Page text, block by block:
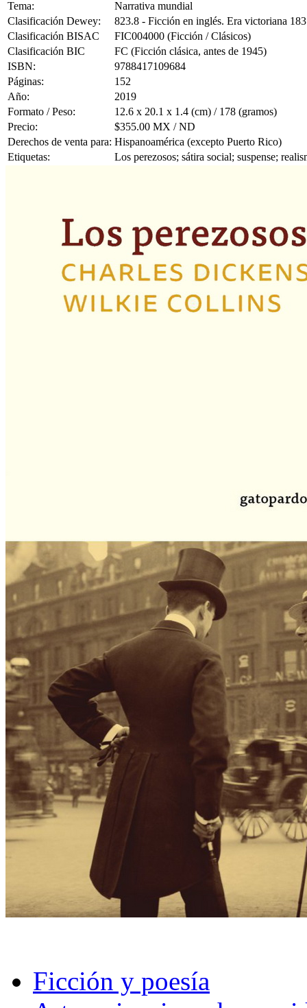
Tema:
Narrativa mundial
Clasificación Dewey:
823.8 - Ficción en inglés. Era victoriana
Clasificación BISAC
FIC004000 (Ficción / Clásicos)
Clasificación BIC
FC (Ficción clásica, antes de 1945)
ISBN:
9788417109684
Páginas:
152
Año:
2019
Formato / Peso:
12.6 x 20.1 x 1.4 (cm) / 178 (gramos)
Precio:
$355.00 MX / ND
Derechos de venta para: Hispanoamérica (excepto Puerto Rico)
Etiquetas:
Los perezosos; sátira social; suspense;
Ficción y poesía